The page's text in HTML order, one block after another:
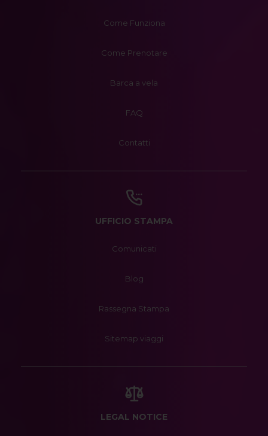
Come Funziona
Come Prenotare
Barca a vela
FAQ
Contatti
UFFICIO STAMPA
Comunicati
Blog
Rassegna Stampa
Sitemap viaggi
LEGAL NOTICE